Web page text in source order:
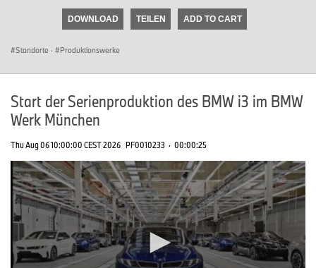
DOWNLOAD TEILEN ADD TO CART
Standorte · Produktionswerke
Start der Serienproduktion des BMW i3 im BMW
Werk München
Thu Aug 06 10:00:00 CEST 2026 PF0010233 · 00:00:25